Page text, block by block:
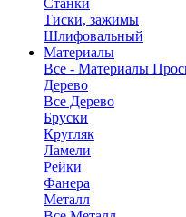
Станки
Тиски, зажимы
Шлифовальный
Материалы
Все - Материалы
Дерево
Все Дерево
Бруски
Кругляк
Ламели
Рейки
Фанера
Металл